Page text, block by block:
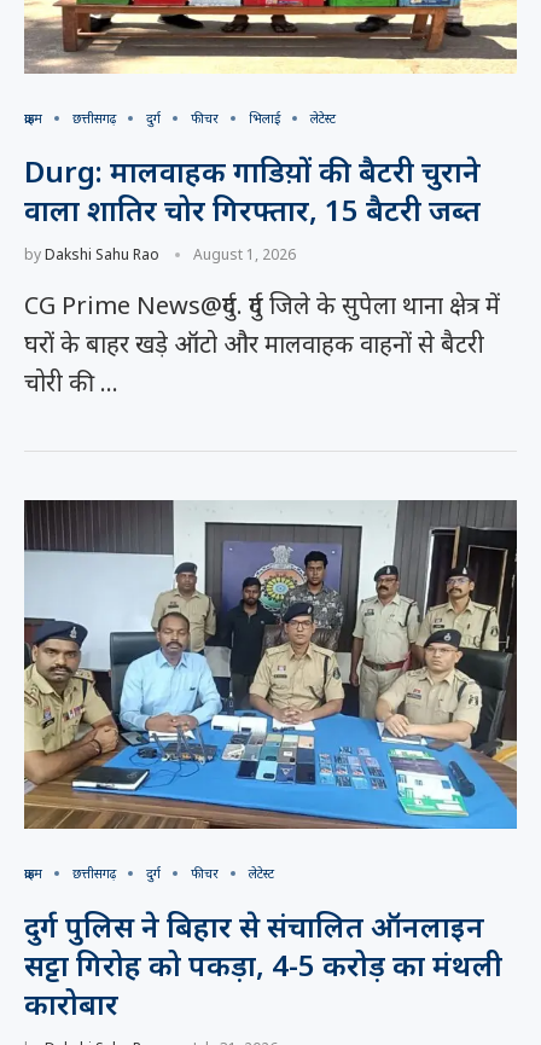
क्राइम छत्तीसगढ़ दुर्ग फीचर भिलाई लेटेस्ट
Durg: मालवाहक गाडिय़ों की बैटरी चुराने
वाला शातिर चोर गिरफ्तार, 15 बैटरी जब्त
byDakshi Sahu Rao August 1, 2026
CG Prime News@दुर्ग. दुर्ग जिले के सुपेला थाना क्षेत्र में
घरों के बाहर खड़े ऑटो और मालवाहक वाहनों से बैटरी
चोरी की …
क्राइम छत्तीसगढ़ दुर्ग फीचर लेटेस्ट
दुर्ग पुलिस ने बिहार से संचालित ऑनलाइन
सट्टा गिरोह को पकड़ा, 4-5 करोड़ का मंथली
कारोबार